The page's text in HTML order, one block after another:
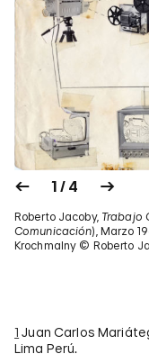
1 / 4
Roberto Jacoby, Trabajo
Comunicación), Marzo
Krochmalny © Roberto
1 Juan Carlos
Lima Perú.